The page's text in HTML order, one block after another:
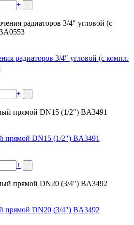
+
радиаторов 3/4″ угловой (c компл.
+
прямой DN15 (1/2″) BA3491
+
прямой DN20 (3/4″) BA3492